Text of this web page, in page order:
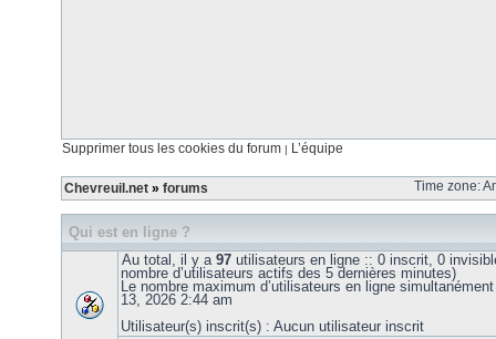
Supprimer tous les cookies du forum | L’équipe
Chevreuil.net » forums Time zone:
Qui est en ligne ?
Au total, il y a 97 utilisateurs en ligne :: 0 inscrit, 0
nombre d’utilisateurs actifs des 5 dernières minutes)
Le nombre maximum d’utilisateurs en ligne
13, 2026 2:44 am
Utilisateur(s) inscrit(s) : Aucun utilisateur inscrit